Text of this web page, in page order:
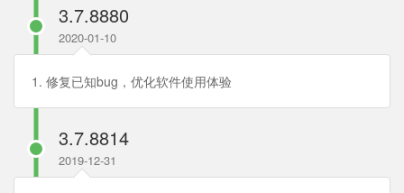
3.7.8880
2020-01-10
1. 修复已知bug，优化软件使用体验
3.7.8814
2019-12-31